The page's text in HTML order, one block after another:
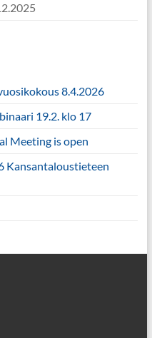
8.4.2026
19.2. klo 17
Meeting is open
Kansantaloustieteen